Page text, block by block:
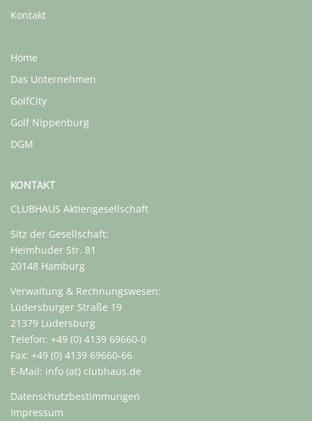
Kontakt
Home
Das Unternehmen
GolfCity
Golf Nippenburg
DGM
KONTAKT
CLUBHAUS Aktiengesellschaft
Sitz der Gesellschaft:
Heimhuder Str. 81
20148 Hamburg
Verwaltung & Rechnungswesen:
Lüdersburger Straße 19
21379 Lüdersburg
Telefon: +49 (0) 4139 69660-0
Fax: +49 (0) 4139 69660-66
E-Mail: info (at) clubhaus.de
Datenschutzbestimmungen
Impressum